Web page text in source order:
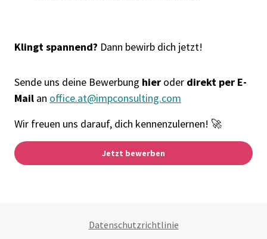
Klingt spannend? Dann bewirb dich jetzt!
Sende uns deine Bewerbung hier oder direkt per E-
Mail an office.at@impconsulting.com
Wir freuen uns darauf, dich kennenzulernen! 🚀
Jetzt bewerben
Datenschutzrichtlinie